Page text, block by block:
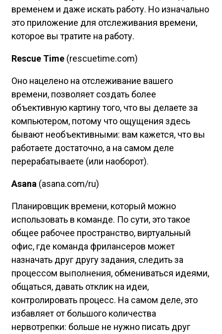
временем и даже искать работу. Но изначально
это приложение для отслеживания времени,
которое вы тратите на работу.
Rescue Time (rescuetime.com)
Оно нацелено на отслеживание вашего
времени, позволяет создать более
объективную картину того, что вы делаете за
компьютером, потому что ощущения здесь
бывают необъективными: вам кажется, что вы
работаете достаточно, а на самом деле
перерабатываете (или наоборот).
Asana (asana.com/ru)
Планировщик времени, который можно
использовать в команде. По сути, это такое
общее рабочее пространство, виртуальный
офис, где команда фрилансеров может
назначать друг другу задания, следить за
процессом выполнения, обмениваться идеями,
общаться, давать отклик на идеи,
контролировать процесс. На самом деле, это
избавляет от большого количества
нервотрепки: больше не нужно писать друг